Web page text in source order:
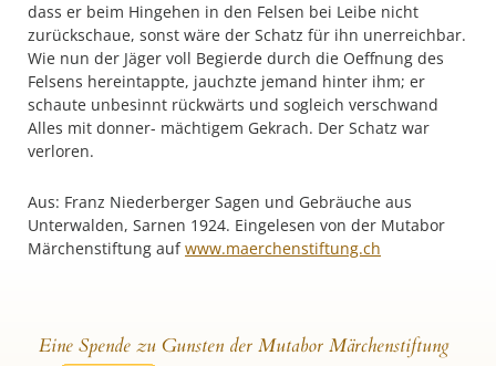
dass er beim Hingehen in den Felsen bei Leibe nicht
zurückschaue, sonst wäre der Schatz für ihn unerreichbar.
Wie nun der Jäger voll Begierde durch die Oeffnung des
Felsens hereintappte, jauchzte jemand hinter ihm; er
schaute unbesinnt rückwärts und sogleich verschwand
Alles mit donner- mächtigem Gekrach. Der Schatz war
verloren.
Aus: Franz Niederberger Sagen und Gebräuche aus
Unterwalden, Sarnen 1924. Eingelesen von der Mutabor
Märchenstiftung aufwww.maerchenstiftung.ch
Eine Spende zu Gunsten der Mutabor Märchenstiftung